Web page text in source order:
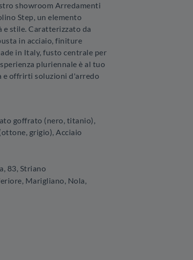
showroom Arredamenti
Step, un elemento
stile. Caratterizzato da
in acciaio, finiture
in Italy, fusto centrale per
pluriennale è al tuo
e offrirti soluzioni d'arredo
goffrato (nero, titanio),
grigio), Acciaio
83, Striano
Marigliano, Nola,